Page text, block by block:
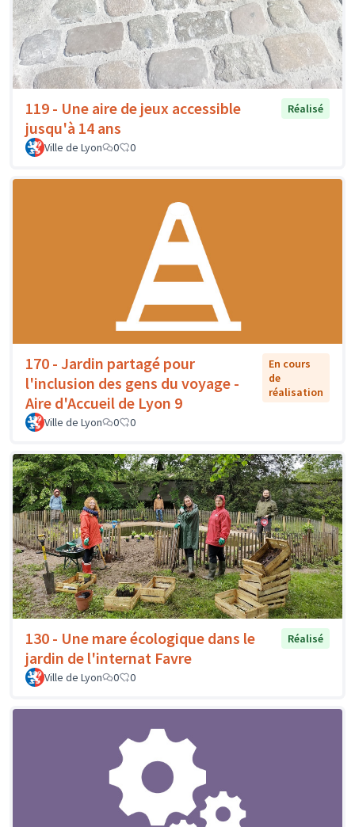
119 - Une aire de jeux accessible
jusqu'à 14 ans
Réalisé
Ville de Lyon 0 0
170 - Jardin partagé pour
l'inclusion des gens du voyage -
Aire d'Accueil de Lyon 9
En cours
de
réalisation
Ville de Lyon 0 0
130 - Une mare écologique dans le
jardin de l'internat Favre
Réalisé
Ville de Lyon 0 0